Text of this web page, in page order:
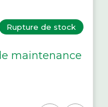
Rupture de stock
maintenance